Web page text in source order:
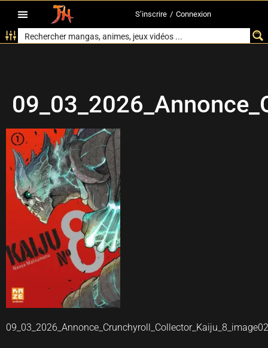
S’inscrire / Connexion
09_03_2026_Annonce_Crunchyroll_Collector_Kaiju_8_image02